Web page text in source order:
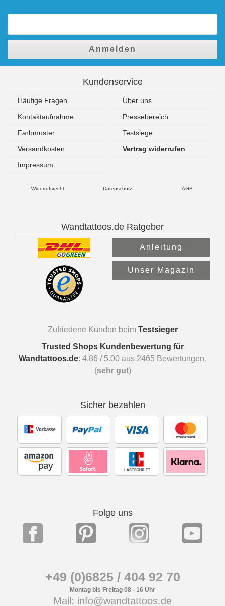
Anmelden
Kundenservice
Häufige Fragen
Über uns
Kontaktaufnahme
Pressebereich
Farbmuster
Testsiege
Versandkosten
Vertrag widerrufen
Impressum
Widerrufsrecht Datenschutz AGB
Wandtattoos.de Ratgeber
Anleitung
Unser Magazin
Zufriedene Kunden beim Testsieger
Trusted Shops Kundenbewertung für
Wandtattoos.de: 4.86 / 5.00 aus 2465 Bewertungen.
(sehr gut)
Sicher bezahlen
Folge uns
+49 (0)6825 / 404 92 70
Montag bis Freitag 08 - 16 Uhr
Mail: info@wandtattoos.de